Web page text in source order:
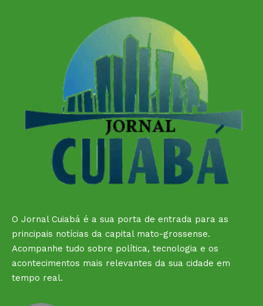
O Jornal Cuiabá é a sua porta de entrada para as
principais notícias da capital mato-grossense.
Acompanhe tudo sobre política, tecnologia e os
acontecimentos mais relevantes da sua cidade em
tempo real.